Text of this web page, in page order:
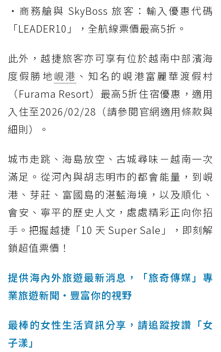
・商務艙與 SkyBoss 旅客：輸入優惠代碼
「LEADER10」，全航線票價最高5折。
此外，越捷旅客亦可享有位於越南中部濱海
度假勝地峴港 、知名的峴港富麗華渡假村
（Furama Resort）最高5折住宿優惠，適用
入住至2026/02/28（請參閱官網適用條款與
細則）。
城市走跳、海島放空、古城尋味－越南一次
滿足。從河內與胡志明市的都會能量，到峴
港、芽莊、富國島的湛藍海境，以及順化、
會安、寧平的歷史人文，處處精彩正向你招
手。把握越捷「10 天 Super Sale」，即刻解
鎖超值票價！
提供海內外旅遊最新消息，「旅奇傳媒」專
業旅遊新聞‧豐富你的視野
最棒的女性生活資訊分享，請追蹤按讚「女
子漾」